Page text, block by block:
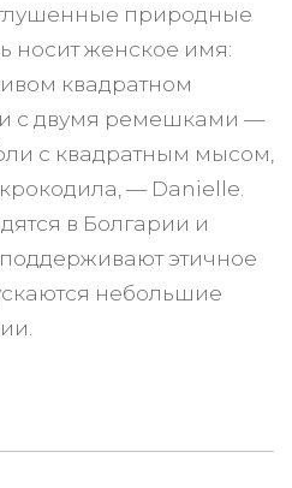
природные
носит женское имя:
квадратном
с двумя ремешками —
с квадратным мысом,
— Danielle.
в Болгарии и
этичное
небольшие